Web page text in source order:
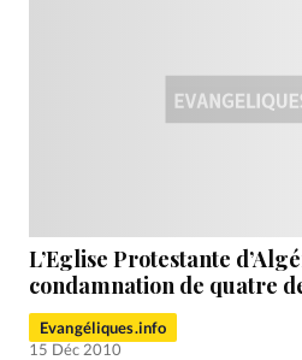
L’Eglise Protestante
condamnation de quatre
Evangéliques.info
15 Déc 2010